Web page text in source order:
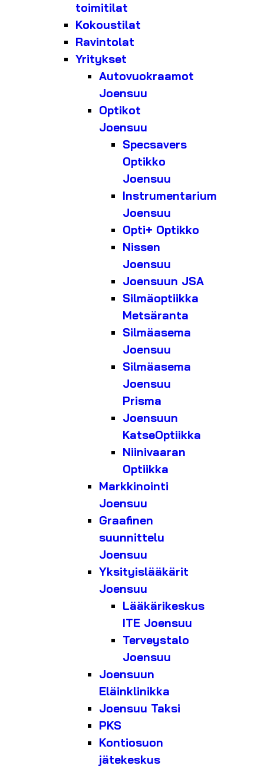
toimitilat
Kokoustilat
Ravintolat
Yritykset
Autovuokraamot
Joensuu
Optikot
Joensuu
Specsavers
Optikko
Joensuu
Instrumentarium
Joensuu
Opti+ Optikko
Nissen
Joensuu
Joensuun JSA
Silmäoptiikka
Metsäranta
Silmäasema
Joensuu
Silmäasema
Joensuu
Prisma
Joensuun
KatseOptiikka
Niinivaaran
Optiikka
Markkinointi
Joensuu
Graafinen
suunnittelu
Joensuu
Yksityislääkärit
Joensuu
Lääkärikeskus
ITE Joensuu
Terveystalo
Joensuu
Joensuun
Eläinklinikka
Joensuu Taksi
PKS
Kontiosuon
jätekeskus